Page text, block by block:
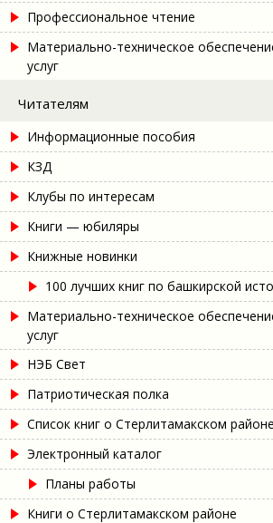
Профессиональное чтение
Материально-техническое
услуг
Читателям
Информационные пособия
КЗД
Клубы по интересам
Книги — юбиляры
Книжные новинки
100 лучших книг по башкирской
Материально-техническое
услуг
НЭБ Свет
Патриотическая полка
Список книг о Стерлитамакском
Электронный каталог
Планы работы
Книги о Стерлитамакском районе